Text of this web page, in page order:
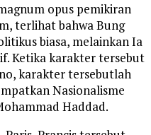
opus pemikiran
terlihat bahwa Bung
biasa, melainkan Ia
Ketika karakter tersebut
karakter tersebutlah
Nasionalisme
Haddad.